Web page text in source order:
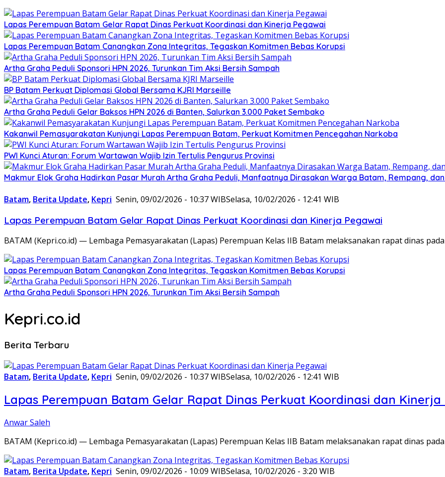
Lapas Perempuan Batam Gelar Rapat Dinas Perkuat Koordinasi dan Kinerja Pegawai
Lapas Perempuan Batam Canangkan Zona Integritas, Tegaskan Komitmen Bebas Korupsi
Artha Graha Peduli Sponsori HPN 2026, Turunkan Tim Aksi Bersih Sampah
BP Batam Perkuat Diplomasi Global Bersama KJRI Marseille
Artha Graha Peduli Gelar Baksos HPN 2026 di Banten, Salurkan 3.000 Paket Sembako
Kakanwil Pemasyarakatan Kunjungi Lapas Perempuan Batam, Perkuat Komitmen Pencegahan Narkoba
PWI Kunci Aturan: Forum Wartawan Wajib Izin Tertulis Pengurus Provinsi
Makmur Elok Graha Hadirkan Pasar Murah Artha Graha Peduli, Manfaatnya Dirasakan Warga Batam, Rempang,
Batam, Berita Update, Kepri Senin, 09/02/2026 - 10:37 WIBSelasa, 10/02/2026 - 12:41 WIB
Lapas Perempuan Batam Gelar Rapat Dinas Perkuat Koordinasi dan Kinerja Pegawai
BATAM (Kepri.co.id) — Lembaga Pemasyarakatan (Lapas) Perempuan Kelas IIB Batam melaksanakan rapat dinas
Lapas Perempuan Batam Canangkan Zona Integritas, Tegaskan Komitmen Bebas Korupsi
Artha Graha Peduli Sponsori HPN 2026, Turunkan Tim Aksi Bersih Sampah
Kepri.co.id
Berita Terbaru
Batam, Berita Update, Kepri Senin, 09/02/2026 - 10:37 WIBSelasa, 10/02/2026 - 12:41 WIB
Lapas Perempuan Batam Gelar Rapat Dinas Perkuat Koordinasi dan Kinerja
Anwar Saleh
BATAM (Kepri.co.id) — Lembaga Pemasyarakatan (Lapas) Perempuan Kelas IIB Batam melaksanakan rapat dinas
Batam, Berita Update, Kepri Senin, 09/02/2026 - 10:09 WIBSelasa, 10/02/2026 - 3:20 WIB